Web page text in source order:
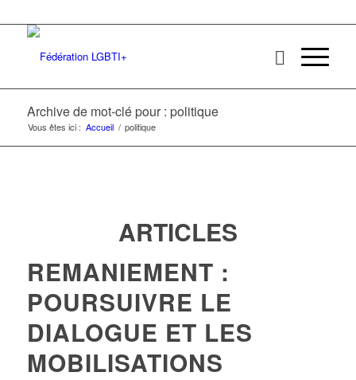
Archive de mot-clé pour : politique
Vous êtes ici : Accueil / politique
ARTICLES
REMANIEMENT :
POURSUIVRE LE
DIALOGUE ET LES
MOBILISATIONS